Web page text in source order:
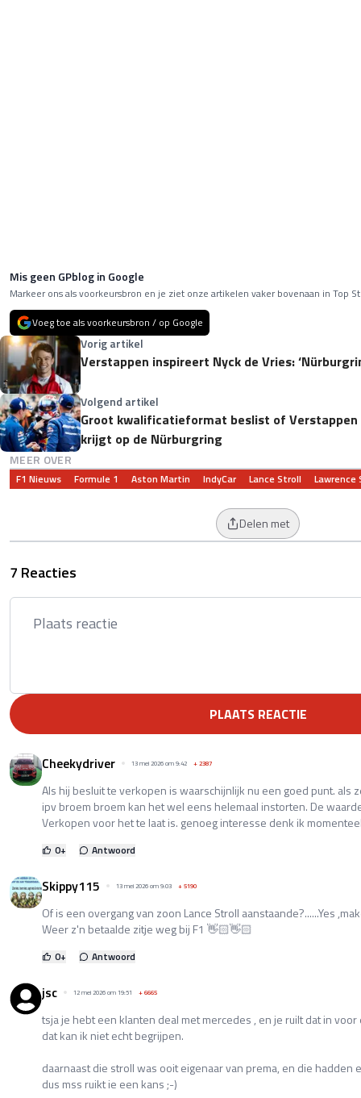
Mis geen GPblog in Google
Markeer ons als voorkeursbron en je ziet onze artikelen vaker bovenaan in Top
Voeg toe als voorkeursbron / op Google
Vorig artikel
Verstappen inspireert Nyck de Vries:
Volgend artikel
Groot kwalificatieformat beslist of Verstappen
krijgt op de Nürburgring
MEER OVER
F1 Nieuws Formule 1 Aston Martin IndyCar Lance Stroll Lawrence
Delen met
7 Reacties
PLAATS REACTIE
Cheekydriver 13 mei 2026 om 9:42 +2387
Als hij besluit te verkopen is waarschijnlijk nu een goed punt. als
ipv broem broem kan het wel eens helemaal instorten. De
Verkopen voor het te laat is. genoeg interesse denk ik
0+ Antwoord
Skippy115 13 mei 2026 om 9:03 +5190
Of is een overgang van zoon Lance Stroll aanstaande?......Yes
Weer z'n betaalde zitje weg bij F1 👋🏻👋🏻
0+ Antwoord
jsc 12 mei 2026 om 19:51 +6665
tsja je hebt een klanten deal met mercedes , en je ruilt dat in
dat kan ik niet echt begrijpen.
daarnaast die stroll was ooit eigenaar van prema, en die hadden
dus mss ruikt ie een kans ;-)